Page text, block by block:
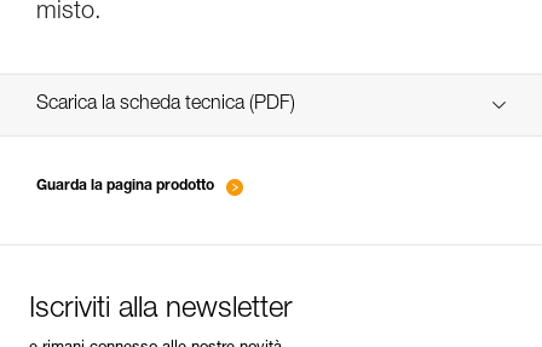
misto.
Scarica la scheda tecnica (PDF)
Guarda la pagina prodotto
Iscriviti alla newsletter